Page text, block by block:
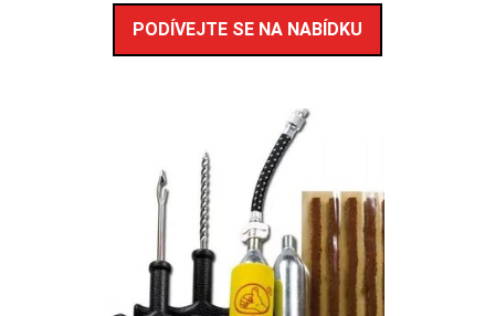
PODÍVEJTE SE NA NABÍDKU